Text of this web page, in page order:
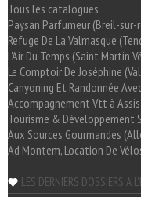
Tous les catalogues
Paysan Parfumeur (Breil-sur-
Refuge De La Valmasque
L'Air Du Temps (Saint Martin
Le Comptoir De Joséphine
Canyoning Et Randonnée
Accompagnement Vtt à
Tourisme & Développement
Aux Sources Gourmandes
Ad Montem, Location De
LES DERNIERS DOSSIERS A